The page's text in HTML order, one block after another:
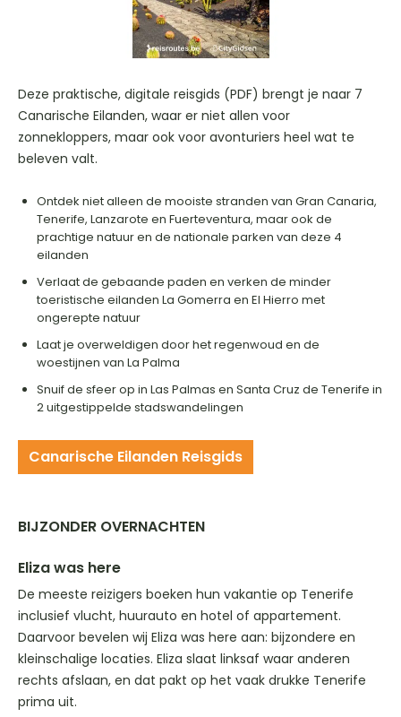
Deze praktische, digitale reisgids (PDF) brengt je naar 7
Canarische Eilanden, waar er niet allen voor
zonnekloppers, maar ook voor avonturiers heel wat te
beleven valt.
Ontdek niet alleen de mooiste stranden van Gran Canaria,
Tenerife, Lanzarote en Fuerteventura, maar ook de
prachtige natuur en de nationale parken van deze 4
eilanden
Verlaat de gebaande paden en verken de minder
toeristische eilanden La Gomerra en El Hierro met
ongerepte natuur
Laat je overweldigen door het regenwoud en de
woestijnen van La Palma
Snuif de sfeer op in Las Palmas en Santa Cruz de Tenerife in
2 uitgestippelde stadswandelingen
Canarische Eilanden Reisgids
BIJZONDER OVERNACHTEN
Eliza was here
De meeste reizigers boeken hun vakantie op Tenerife
inclusief vlucht, huurauto en hotel of appartement.
Daarvoor bevelen wij Eliza was here aan: bijzondere en
kleinschalige locaties. Eliza slaat linksaf waar anderen
rechts afslaan, en dat pakt op het vaak drukke Tenerife
prima uit.